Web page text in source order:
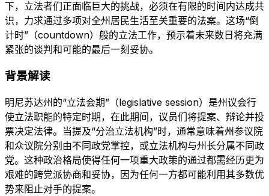
下，立法者们正面临巨大的挑战，必须在有限的时间内达成共
识，力求通过多项对全州居民生活至关重要的法案。这场“倒
计时”（countdown）般的立法工作，预示着未来数日将充满
紧张的谈判和可能的最后一刻妥协。
背景解读
明尼苏达州的“立法会期”（legislative session）是州议会行
使立法职能的特定时期，在此期间，议员们将提案、辩论并投
票决定法律。当提及“分治立法机构”时，通常意味着州参议院
和众议院分别由不同政党掌控，或立法机构与州长分属不同政
党。这种政治格局使得任何一项重大政策的通过都需经历更为
艰难的跨党派协商和妥协，因为任何一方都可能利用其多数优
势来阻止对手的提案。